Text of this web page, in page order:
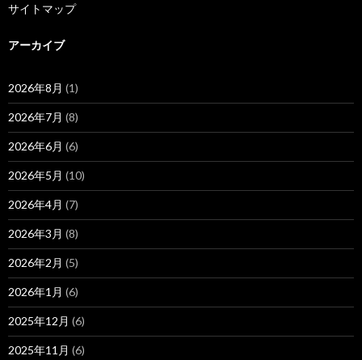
サイトマップ
アーカイブ
2026年8月 (1)
2026年7月 (8)
2026年6月 (6)
2026年5月 (10)
2026年4月 (7)
2026年3月 (8)
2026年2月 (5)
2026年1月 (6)
2025年12月 (6)
2025年11月 (6)